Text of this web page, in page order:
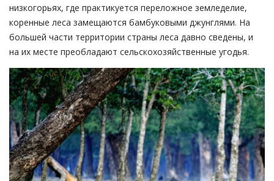
низкогорьях, где практикуется переложное земледелие,
коренные леса замещаются бамбуковыми джунглями. На
большей части территории страны леса давно сведены, и
на их месте преобладают сельскохозяйственные угодья.